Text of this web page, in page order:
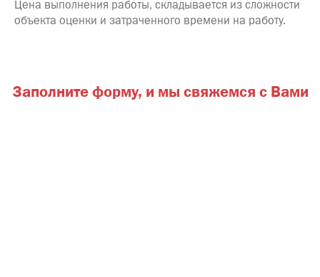
Цена выполнения работы, складывается из сложности
объекта оценки и затраченного времени на работу.
Заполните форму, и мы свяжемся с Вами